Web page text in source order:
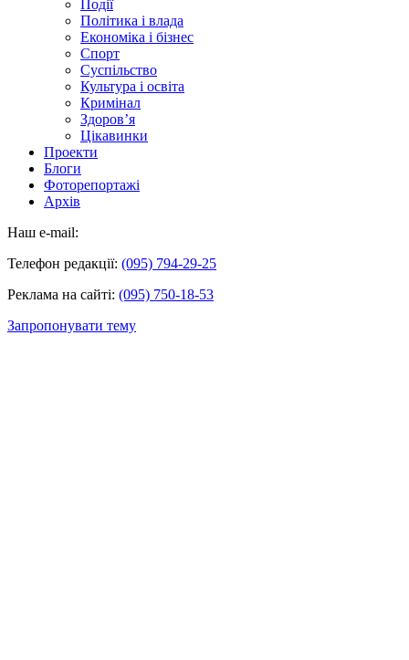
Події
Політика і влада
Економіка і бізнес
Спорт
Суспільство
Культура і освіта
Кримінал
Здоров’я
Цікавинки
Проекти
Блоги
Фоторепортажі
Архів
Наш e-mail:
Телефон редакції: (095) 794-29-25
Реклама на сайті: (095) 750-18-53
Запропонувати тему